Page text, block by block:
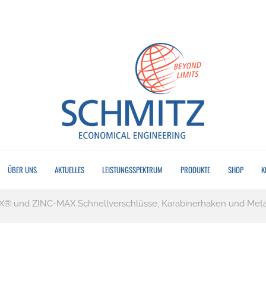
ÜBER UNS AKTUELLES LEISTUNGSSPEKTRUM PRODUKTE SHOP
und ZINC-MAX Schnellverschlüsse, Karabinerhaken und